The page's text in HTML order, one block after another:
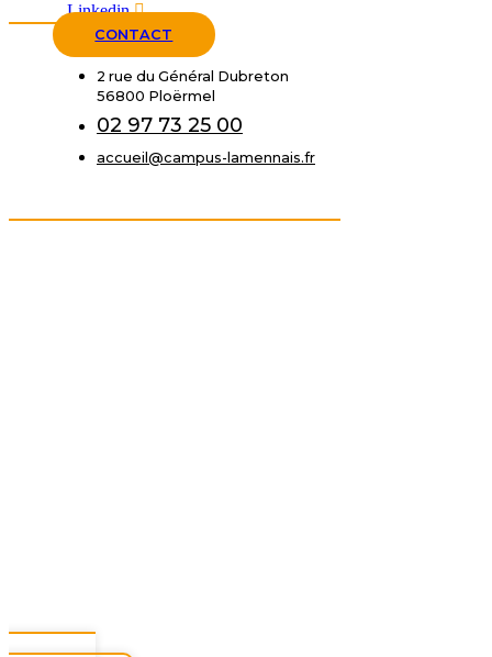
Linkedin
CONTACT
2 rue du Général Dubreton
56800 Ploërmel
02 97 73 25 00
accueil@campus-lamennais.fr